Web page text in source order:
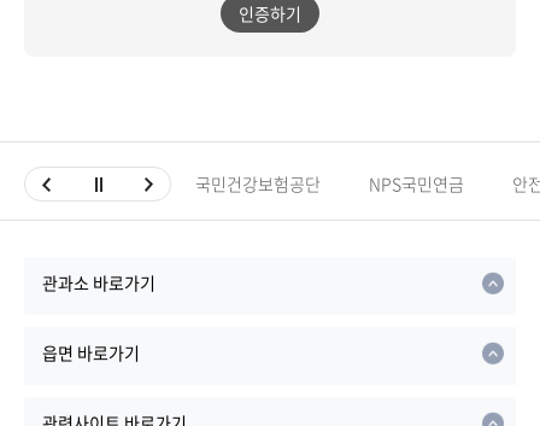
인증하기
국민건강보험공단 NPS국민연금 안
관과소 바로가기
읍면 바로가기